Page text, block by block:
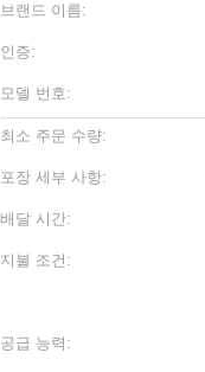
브랜드 이름:
인증:
모델 번호:
최소 주문 수량:
포장 세부 사항:
배달 시간:
지불 조건:
공급 능력: